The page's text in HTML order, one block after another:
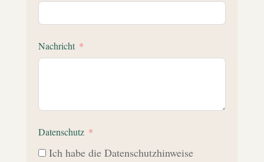
Nachricht
Datenschutz
Ich habe die Datenschutzhinweise